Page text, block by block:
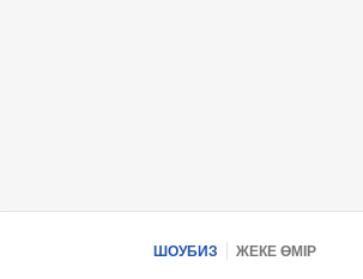
ШОУБИЗ ЖЕКЕ ӨМІР